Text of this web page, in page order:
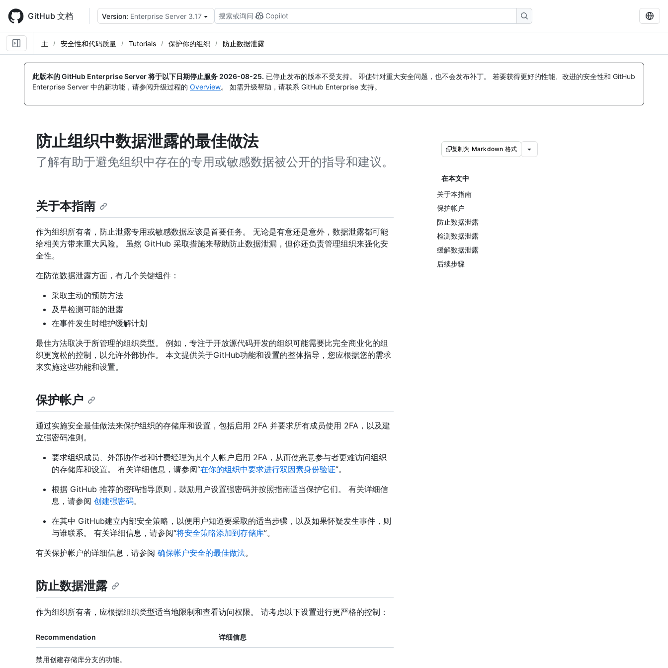
main
content
GitHub 文档 Version: Enterprise Server 3.17 搜索或询问 Copilot
主 安全性和代码质量 Tutorials 保护你的组织 防止数据泄露
此版本的 GitHub Enterprise Server 将于以下日期停止服务 2026-08-25. 已停止发布的版本不受支持。 即使针对重大安全问题，也不会发布补丁。 若要获得更好的性能、改进的安全性和 GitHub
Enterprise Server 中的新功能，请参阅升级过程的 Overview。 如需升级帮助，请联系 GitHub Enterprise 支持。
防止组织中数据泄露的最佳做法
了解有助于避免组织中存在的专用或敏感数据被公开的指导和建议。
复制为 Markdown 格式
在本文中
关于本指南
保护帐户
防止数据泄露
检测数据泄露
缓解数据泄露
后续步骤
关于本指南
作为组织所有者，防止泄露专用或敏感数据应该是首要任务。 无论是有意还是意外，数据泄露都可能
给相关方带来重大风险。 虽然 GitHub 采取措施来帮助防止数据泄漏，但你还负责管理组织来强化安
全性。
在防范数据泄露方面，有几个关键组件：
采取主动的预防方法
及早检测可能的泄露
在事件发生时维护缓解计划
最佳方法取决于所管理的组织类型。 例如，专注于开放源代码开发的组织可能需要比完全商业化的组
织更宽松的控制，以允许外部协作。 本文提供关于GitHub功能和设置的整体指导，您应根据您的需求
来实施这些功能和设置。
保护帐户
通过实施安全最佳做法来保护组织的存储库和设置，包括启用 2FA 并要求所有成员使用 2FA，以及建
立强密码准则。
要求组织成员、外部协作者和计费经理为其个人帐户启用 2FA，从而使恶意参与者更难访问组织
的存储库和设置。 有关详细信息，请参阅“在你的组织中要求进行双因素身份验证”。
根据 GitHub 推荐的密码指导原则，鼓励用户设置强密码并按照指南适当保护它们。 有关详细信
息，请参阅 创建强密码。
在其中 GitHub建立内部安全策略，以便用户知道要采取的适当步骤，以及如果怀疑发生事件，则
与谁联系。 有关详细信息，请参阅“将安全策略添加到存储库”。
有关保护帐户的详细信息，请参阅 确保帐户安全的最佳做法。
防止数据泄露
作为组织所有者，应根据组织类型适当地限制和查看访问权限。 请考虑以下设置进行更严格的控制：
Recommendation 详细信息
禁用创建存储库分支的功能。